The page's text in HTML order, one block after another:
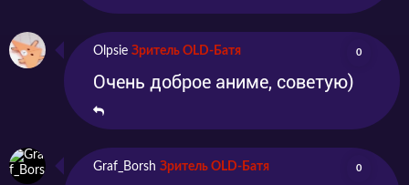
Olpsie Зритель OLD-Батя 0
Очень доброе аниме, советую)
Graf_Borsh Зритель OLD-Батя 0